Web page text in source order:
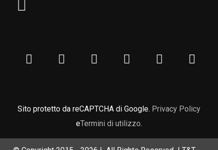
Sito protetto da reCAPTCHA di Google. Privacy Policy
eTermini di utilizzo.